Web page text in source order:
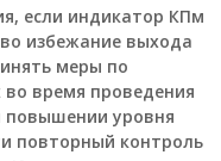
если индикатор КПм
избежание выхода
меры по
время проведения
повышении уровня
повторный контроль